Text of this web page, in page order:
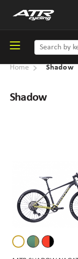
Home Shadow
Shadow